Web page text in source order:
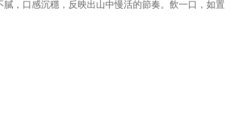
，口感沉穩，反映出山中慢活的節奏。飲一口，如置